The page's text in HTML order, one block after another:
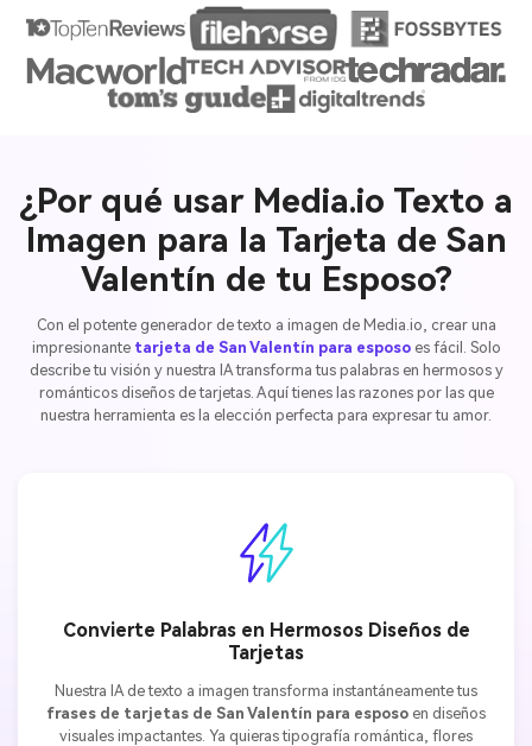
¿Por qué usar Media.io Texto a
Imagen para la Tarjeta de San
Valentín de tu Esposo?
Con el potente generador de texto a imagen de Media.io, crear una
impresionante tarjeta de San Valentín para esposoes fácil. Solo
describe tu visión y nuestra IA transforma tus palabras en hermosos y
románticos diseños de tarjetas. Aquí tienes las razones por las que
nuestra herramienta es la elección perfecta para expresar tu amor.
Convierte Palabras en Hermosos Diseños de
Tarjetas
Nuestra IA de texto a imagen transforma instantáneamente tus
frases de tarjetas de San Valentín para esposo en diseños
visuales impactantes. Ya quieras tipografía romántica, flores